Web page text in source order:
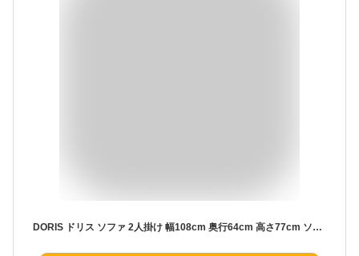
DORIS ドリス ソファ 2人掛け 幅108cm 奥行64cm 高さ77cm ソファー 二人用 二人掛け 収納付き トランク 肘掛け シンプル お洒落 ホワイト ヌーヴォー2P【12027】